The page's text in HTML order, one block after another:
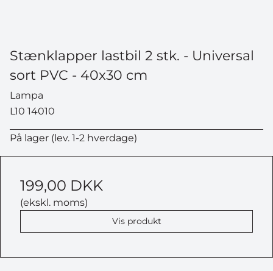
Stænklapper lastbil 2 stk. - Universal
sort PVC - 40x30 cm
Lampa
L10 14010
På lager (lev. 1-2 hverdage)
199,00 DKK
(ekskl. moms)
Vis produkt